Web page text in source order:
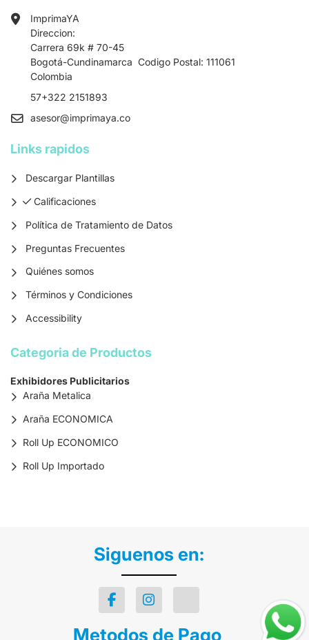
ImprimaYA
Direccion:
Carrera 69k # 70-45
Bogotá-Cundinamarca Codigo Postal: 111061
Colombia
57+322 2151893
asesor@imprimaya.co
Links rapidos
Descargar Plantillas
Calificaciones
Calificaciones
Política de Tratamiento de Datos
Preguntas Frecuentes
Quiénes somos
Términos y Condiciones
Accessibility
Categoria de Productos
Exhibidores Publicitarios
Araña Metalica
Araña ECONOMICA
Roll Up ECONOMICO
Roll Up Importado
Siguenos en:
Metodos de Pago